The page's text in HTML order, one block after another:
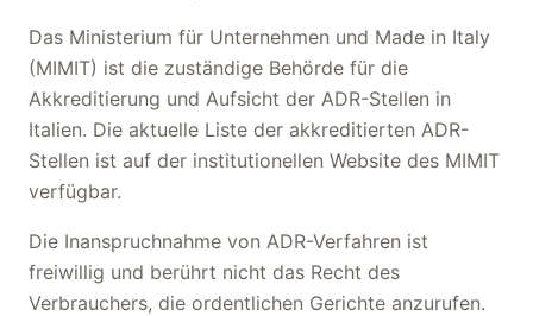
Das Ministerium für Unternehmen und Made in Italy
(MIMIT) ist die zuständige Behörde für die
Akkreditierung und Aufsicht der ADR-Stellen in
Italien. Die aktuelle Liste der akkreditierten ADR-
Stellen ist auf der institutionellen Website des MIMIT
verfügbar.
Die Inanspruchnahme von ADR-Verfahren ist
freiwillig und berührt nicht das Recht des
Verbrauchers, die ordentlichen Gerichte anzurufen.